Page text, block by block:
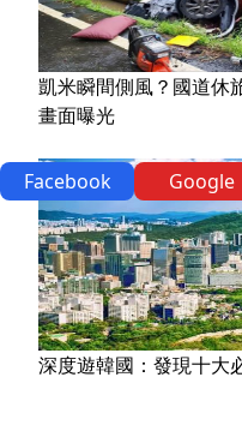
凱米瞬間側風？國道休
畫面曝光
深度遊韓國：發現十大
Facebook Google